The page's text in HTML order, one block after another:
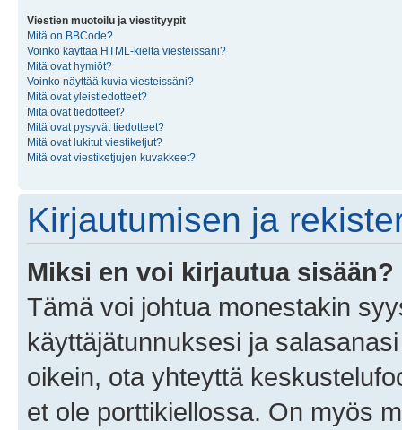
Viestien muotoilu ja viestityypit
Mitä on BBCode?
Voinko käyttää HTML-kieltä viesteissäni?
Mitä ovat hymiöt?
Voinko näyttää kuvia viesteissäni?
Mitä ovat yleistiedotteet?
Mitä ovat tiedotteet?
Mitä ovat pysyvät tiedotteet?
Mitä ovat lukitut viestiketjut?
Mitä ovat viestiketjujen kuvakkeet?
Kirjautumisen ja
Miksi en voi kirjautua sisään?
Tämä voi johtua monestakin
käyttäjätunnuksesi ja
oikein, ota yhteyttä
et ole porttikiellossa. On myös